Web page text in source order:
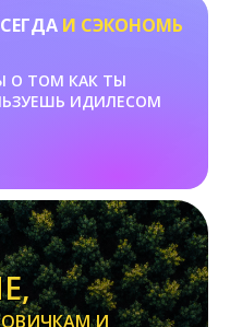
И СЭКОНОМЬ
О ТОМ КАК ТЫ
ИДИЛЕСОМ
И